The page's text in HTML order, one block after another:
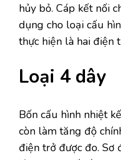
hủy bỏ. Cáp kết nối
dụng cho loại cấu
thực hiện là hai điện
Loại 4 dây
Bốn cấu hình nhiệt
còn làm tăng độ
điện trở được đo. Sơ